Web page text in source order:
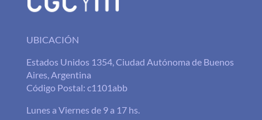
UBICACIÓN
Estados Unidos 1354, Ciudad Autónoma de Buenos
Aires, Argentina
Código Postal: c1101abb
Lunes a Viernes de 9 a 17 hs.